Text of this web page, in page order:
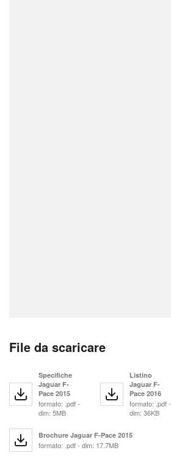
File da scaricare
Specifiche
Jaguar F-
Pace 2015
formato: .pdf -
dim: 5MB
Listino
Jaguar F-
Pace 2016
formato: .pdf -
dim: 36KB
Brochure Jaguar F-Pace 2015
formato: .pdf - dim: 17.7MB